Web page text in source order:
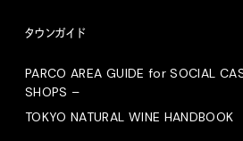
タウンガイド
PARCO AREA GUIDE for SOCIAL
SHOPS –
TOKYO NATURAL WINE HANDBOOK